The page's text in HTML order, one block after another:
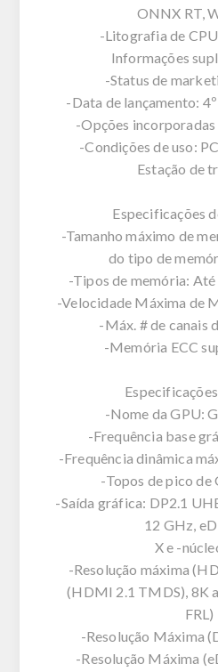
ONNX RT,
-Litografia de
Informações
-Status de
-Data de lançamento:
-Opções
-Condições de uso:
Estação de
Especificações
-Tamanho máximo de
do tipo de
-Tipos de memória:
-Velocidade Máxima de
-Máx. # de canais
-Memória ECC
-Nome da GPU:
-Frequência base
-Frequência dinâmica
-Topos de pico de
-Saída gráfica: DP2.1
12 GHz,
X e -
-Resolução máxima
(HDMI 2.1 TMDS), 8K
FRL)
-Resolução Máxima
-Resolução Máxima